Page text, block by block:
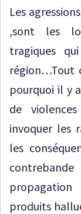
Les
,sont les
tragiques
région…Tout
pourquoi il y
de
invoquer les
les
produits